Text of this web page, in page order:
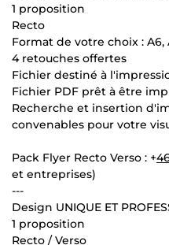
1 proposition
Recto
Format de votre choix : A6,
4 retouches offertes
Fichier destiné à
Fichier PDF prêt à être
Recherche et insertion
convenables pour votre
Pack Flyer Recto Verso : +
et entreprises)
---
Design UNIQUE ET
1 proposition
Recto / Verso